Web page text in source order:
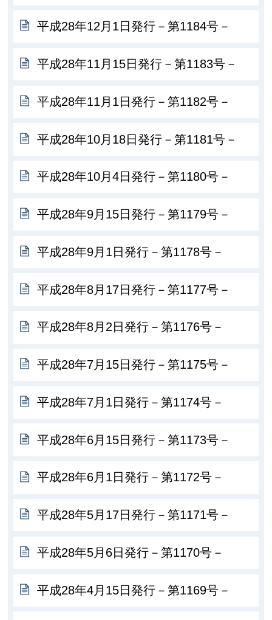
平成28年12月1日発行－第1184号－
平成28年11月15日発行－第1183号－
平成28年11月1日発行－第1182号－
平成28年10月18日発行－第1181号－
平成28年10月4日発行－第1180号－
平成28年9月15日発行－第1179号－
平成28年9月1日発行－第1178号－
平成28年8月17日発行－第1177号－
平成28年8月2日発行－第1176号－
平成28年7月15日発行－第1175号－
平成28年7月1日発行－第1174号－
平成28年6月15日発行－第1173号－
平成28年6月1日発行－第1172号－
平成28年5月17日発行－第1171号－
平成28年5月6日発行－第1170号－
平成28年4月15日発行－第1169号－